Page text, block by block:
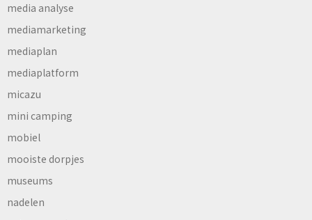
media analyse
mediamarketing
mediaplan
mediaplatform
micazu
mini camping
mobiel
mooiste dorpjes
museums
nadelen